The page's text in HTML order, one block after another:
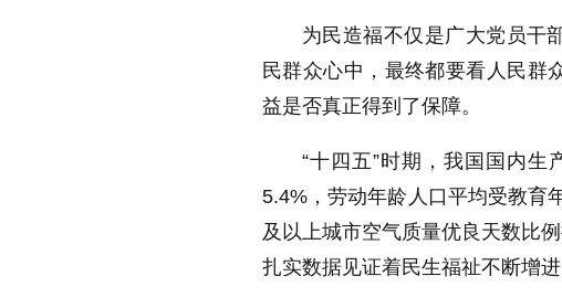
为民造福不仅是广大党员干
民群众心中，最终都要看人民群
益是否真正得到了保障。
“十四五”时期，我国国内
5.4%，劳动年龄人口平均受教育
及以上城市空气质量优良天数比
扎实数据见证着民生福祉不断增